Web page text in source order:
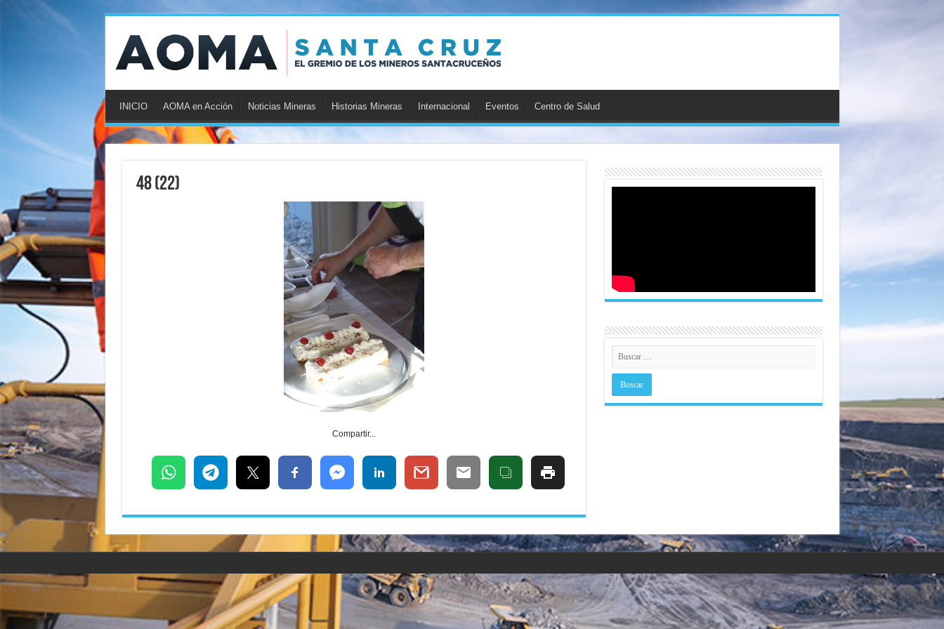
INICIO AOMA en Acción Noticias Mineras Historias Mineras Internacional Eventos Centro de Salud
48 (22)
Compartir...